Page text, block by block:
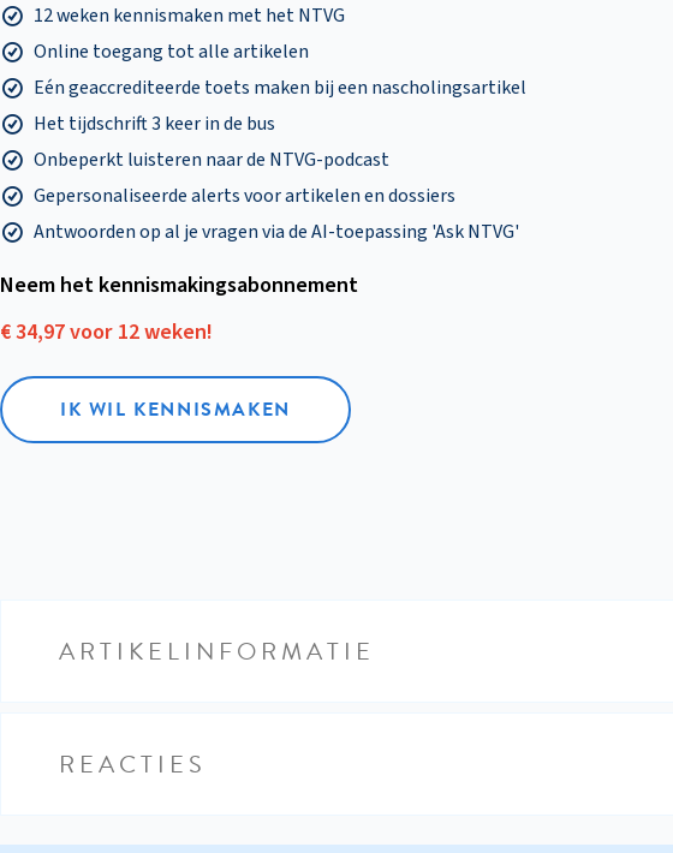
12 weken kennismaken met het NTVG
Online toegang tot alle artikelen
Eén geaccrediteerde toets maken bij een nascholingsartikel
Het tijdschrift 3 keer in de bus
Onbeperkt luisteren naar de NTVG-podcast
Gepersonaliseerde alerts voor artikelen en dossiers
Antwoorden op al je vragen via de AI-toepassing 'Ask NTVG'
Neem het kennismakings­abonnement
€ 34,97 voor 12 weken!
IK WIL KENNISMAKEN
ARTIKELINFORMATIE
REACTIES